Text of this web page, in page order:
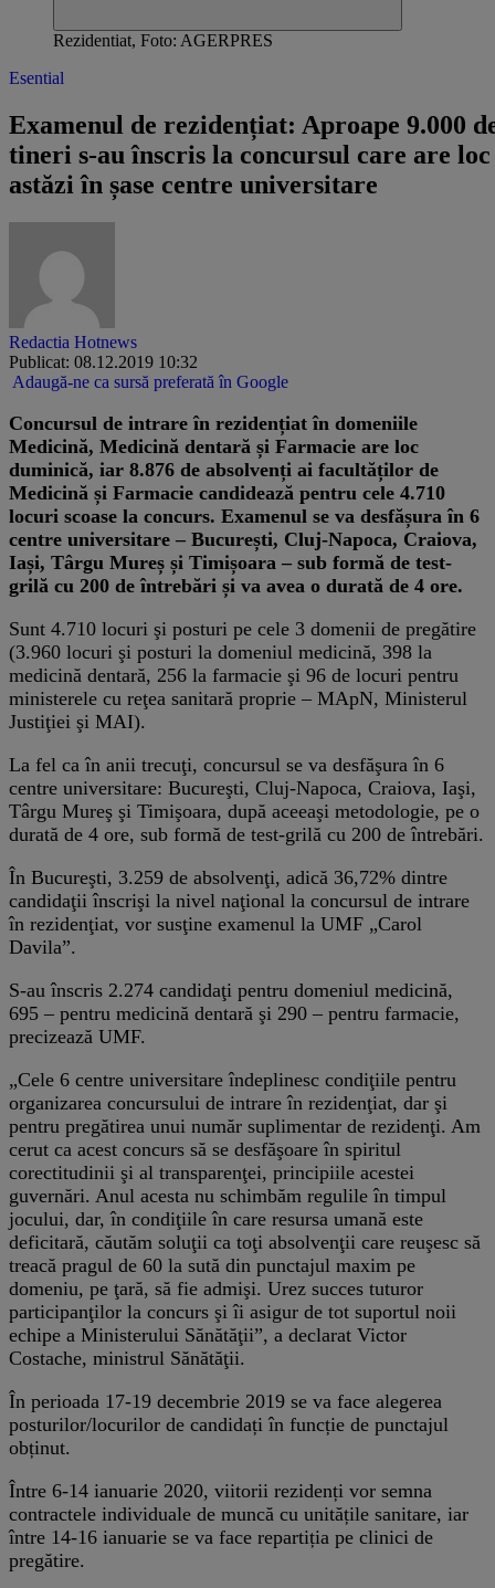
Rezidentiat, Foto: AGERPRES
Esential
Examenul de rezidențiat: Aproape 9.000
tineri s-au înscris la concursul care are loc
astăzi în șase centre universitare
Redactia Hotnews
Publicat: 08.12.2019 10:32
Adaugă-ne ca sursă preferată în Google
Concursul de intrare în rezidențiat în domeniile
Medicină, Medicină dentară și Farmacie are loc
duminică, iar 8.876 de absolvenți ai facultăților de
Medicină și Farmacie candidează pentru cele 4.710
locuri scoase la concurs. Examenul se va desfășura în 6
centre universitare – București, Cluj-Napoca, Craiova,
Iași, Târgu Mureș și Timișoara – sub formă de test-
grilă cu 200 de întrebări și va avea o durată de 4 ore.
Sunt 4.710 locuri şi posturi pe cele 3 domenii de pregătire
(3.960 locuri şi posturi la domeniul medicină, 398 la
medicină dentară, 256 la farmacie şi 96 de locuri pentru
ministerele cu reţea sanitară proprie – MApN, Ministerul
Justiţiei şi MAI).
La fel ca în anii trecuţi, concursul se va desfăşura în 6
centre universitare: Bucureşti, Cluj-Napoca, Craiova, Iaşi,
Târgu Mureş şi Timişoara, după aceeaşi metodologie, pe o
durată de 4 ore, sub formă de test-grilă cu 200 de întrebări.
În Bucureşti, 3.259 de absolvenţi, adică 36,72% dintre
candidaţii înscrişi la nivel naţional la concursul de intrare
în rezidenţiat, vor susţine examenul la UMF „Carol
Davila”.
S-au înscris 2.274 candidaţi pentru domeniul medicină,
695 – pentru medicină dentară şi 290 – pentru farmacie,
precizează UMF.
„Cele 6 centre universitare îndeplinesc condiţiile pentru
organizarea concursului de intrare în rezidenţiat, dar şi
pentru pregătirea unui număr suplimentar de rezidenţi. Am
cerut ca acest concurs să se desfăşoare în spiritul
corectitudinii şi al transparenţei, principiile acestei
guvernări. Anul acesta nu schimbăm regulile în timpul
jocului, dar, în condiţiile în care resursa umană este
deficitară, căutăm soluţii ca toţi absolvenţii care reuşesc să
treacă pragul de 60 la sută din punctajul maxim pe
domeniu, pe ţară, să fie admişi. Urez succes tuturor
participanţilor la concurs şi îi asigur de tot suportul noii
echipe a Ministerului Sănătăţii”, a declarat Victor
Costache, ministrul Sănătăţii.
În perioada 17-19 decembrie 2019 se va face alegerea
posturilor/locurilor de candidați în funcție de punctajul
obținut.
Între 6-14 ianuarie 2020, viitorii rezidenți vor semna
contractele individuale de muncă cu unitățile sanitare, iar
între 14-16 ianuarie se va face repartiția pe clinici de
pregătire.